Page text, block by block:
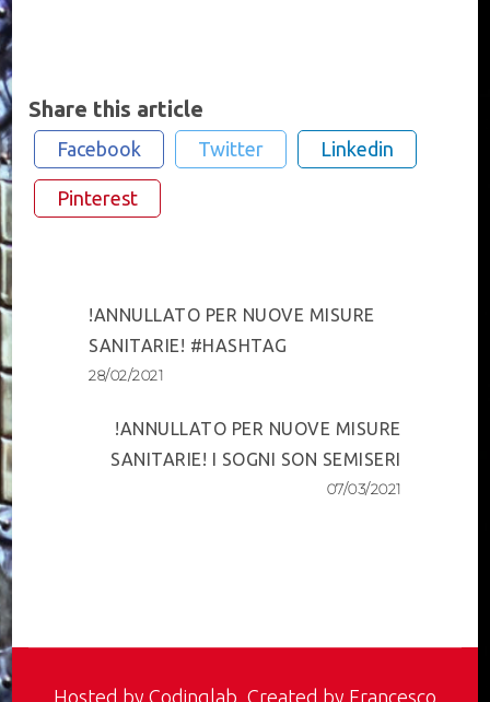
Share this article
Facebook Twitter Linkedin
Pinterest
Post
Navigation
!ANNULLATO PER NUOVE MISURE
SANITARIE! #HASHTAG
28/02/2021
!ANNULLATO PER NUOVE MISURE
SANITARIE! I SOGNI SON SEMISERI
07/03/2021
Hosted by Codinglab , Created by Francesco